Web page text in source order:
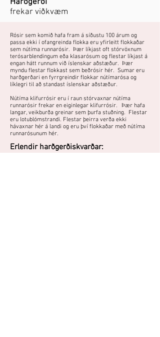
Harðgerði
frekar viðkvæm
Rósir sem komið hafa fram á síðustu 100 árum og
passa ekki í ofangreinda flokka eru yfirleitt flokkaðar
sem nútíma runnarósir. Þær líkjast oft stórvöxnum
terósarblendingum eða klasarósum og flestar líkjast á
engan hátt runnum við íslenskar aðstæður. Þær
myndu flestar flokkast sem beðrósir hér. Sumar eru
harðgerðari en fyrrgreindir flokkar nútímarósa og
líklegri til að standast íslenskar aðstæður.
Nútíma klifurrósir eru í raun stórvaxnar nútíma
runnarósir frekar en eiginlegar klifurrósir. Þær hafa
langar, veikburða greinar sem þurfa stuðning. Flestar
eru lotublómstrandi. Flestar þeirra verða ekki
hávaxnar hér á landi og eru því flokkaðar með nútíma
runnarósunum hér.
Erlendir harðgerðiskvarðar: